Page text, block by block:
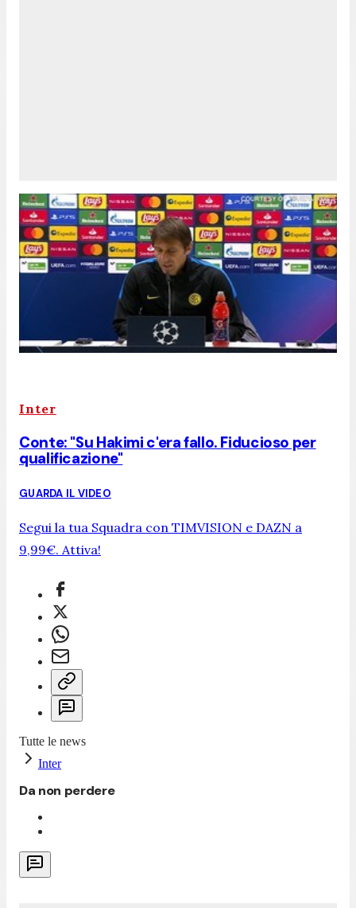
Inter
Conte: "Su Hakimi c'era fallo. Fiducioso per
qualificazione"
GUARDA IL VIDEO
Segui la tua Squadra con TIMVISION e DAZN a
9,99€. Attiva!
Tutte le news
Inter
Da non perdere